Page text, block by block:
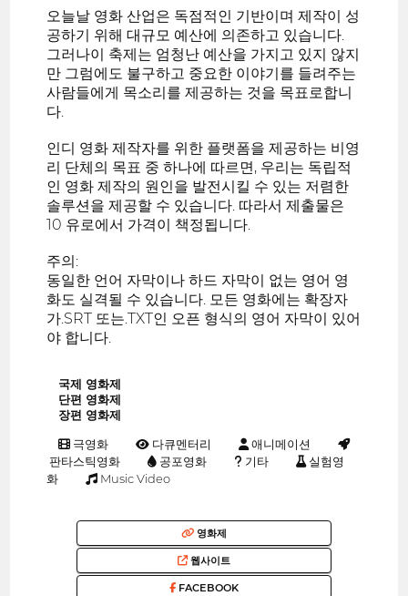
오늘날 영화 산업은 독점적인 기반이며 제작이 성
공하기 위해 대규모 예산에 의존하고 있습니다.
그러나이 축제는 엄청난 예산을 가지고 있지 않지
만 그럼에도 불구하고 중요한 이야기를 들려주는
사람들에게 목소리를 제공하는 것을 목표로합니
다.
인디 영화 제작자를 위한 플랫폼을 제공하는 비영
리 단체의 목표 중 하나에 따르면, 우리는 독립적
인 영화 제작의 원인을 발전시킬 수 있는 저렴한
솔루션을 제공할 수 있습니다. 따라서 제출물은
10 유로에서 가격이 책정됩니다.
주의:
동일한 언어 자막이나 하드 자막이 없는 영어 영
화도 실격될 수 있습니다. 모든 영화에는 확장자
가.SRT 또는.TXT인 오픈 형식의 영어 자막이 있어
야 합니다.
국제 영화제
단편 영화제
장편 영화제
극영화 다큐멘터리
애니메이션
판타스틱영화
공포영화 기타
실험영
화
Music Video
영화제
웹사이트
FACEBOOK